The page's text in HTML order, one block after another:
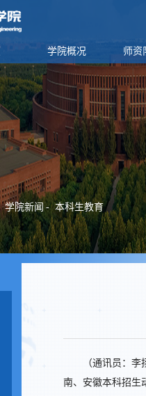
学院概况 师资
学院新闻 本科生教育
（通讯员：
南、安徽本科招生